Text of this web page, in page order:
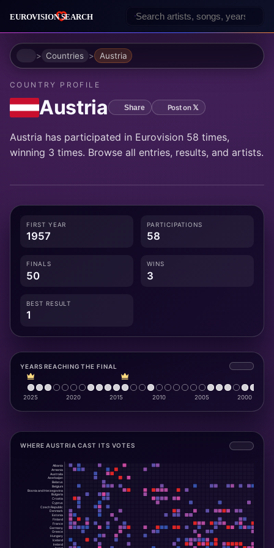
HomeCountries Austria
COUNTRY PROFILE
Austria Share Post on 𝕏
Austria has participated in Eurovision 58 times,
winning 3 times. Browse all entries, results, and artists.
FIRST YEAR
1957
PARTICIPATIONS
58
FINALS
50
WINS
3
BEST RESULT
1
YEARS REACHING THE FINAL
WHERE AUSTRIA CAST ITS VOTES
Albania
Armenia
Australia
Azerbaijan
Belarus
Belgium
Bosnia and Herzegovina
Bulgaria
Croatia
Cyprus
Czech Republic
Denmark
Estonia
Finland
France
Germany
Greece
Hungary
Iceland
Ireland